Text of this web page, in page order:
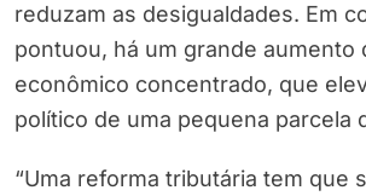
reduzam as desigualdades. Em
pontuou, há um grande aumento
econômico concentrado, que
político de uma pequena parcela
“Uma reforma tributária tem que